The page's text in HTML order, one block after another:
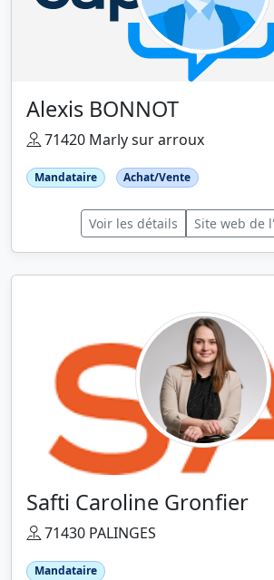
Alexis BONNOT
71420 Marly sur arroux
Mandataire Achat/Vente
Voir les détails Site web de
Safti Caroline Gronfier
71430 PALINGES
Mandataire